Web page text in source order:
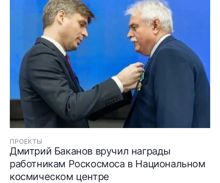
ПРОЕКТЫ
Дмитрий Баканов вручил награды
работникам Роскосмоса в Национальном
космическом центре